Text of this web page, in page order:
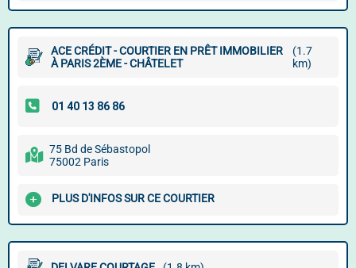
ACE CRÉDIT - COURTIER EN PRÊT IMMOBILIER
À PARIS 2ÈME - CHÂTELET
(1.7
km)
75 Bd de Sébastopol
75002 Paris
PLUS D'INFOS SUR CE COURTIER